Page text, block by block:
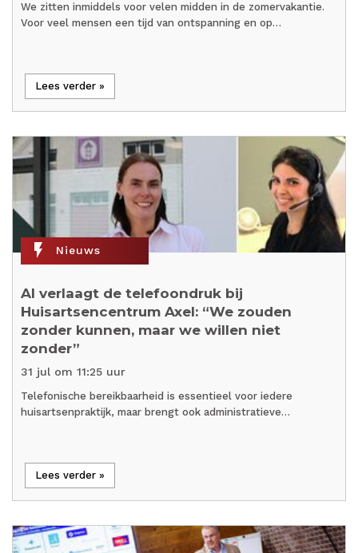
We zitten inmiddels voor velen midden in de zomervakantie.
Voor veel mensen een tijd van ontspanning en op…
Lees verder »
flash_on Nieuws
AI verlaagt de telefoondruk bij
Huisartsencentrum Axel: “We zouden
zonder kunnen, maar we willen niet
zonder”
31 jul om 11:25 uur
Telefonische bereikbaarheid is essentieel voor iedere
huisartsenpraktijk, maar brengt ook administratieve…
Lees verder »